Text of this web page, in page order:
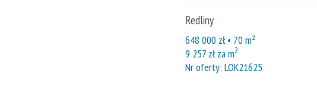
Redliny
648 000 zł• 70 m²
9 257 zł za m2
Nr oferty: LOK21625